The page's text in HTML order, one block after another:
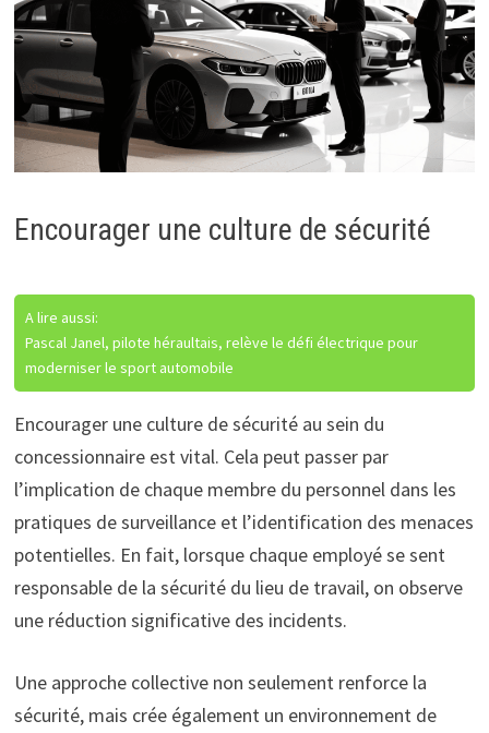
Encourager une culture de sécurité
A lire aussi:
Pascal Janel, pilote héraultais, relève le défi électrique pour
moderniser le sport automobile
Encourager une culture de sécurité au sein du
concessionnaire est vital. Cela peut passer par
l’implication de chaque membre du personnel dans les
pratiques de surveillance et l’identification des menaces
potentielles. En fait, lorsque chaque employé se sent
responsable de la sécurité du lieu de travail, on observe
une réduction significative des incidents.
Une approche collective non seulement renforce la
sécurité, mais crée également un environnement de